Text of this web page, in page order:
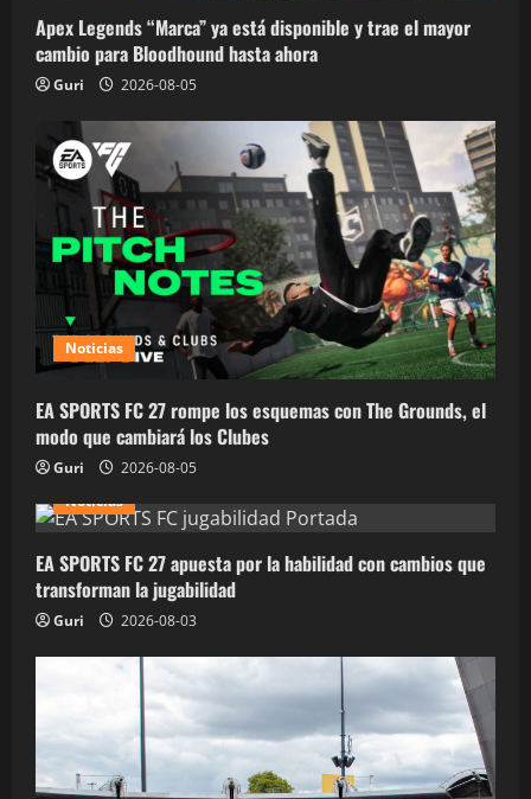
Apex Legends “Marca” ya está disponible y trae el mayor
cambio para Bloodhound hasta ahora
Guri 2026-08-05
Noticias
EA SPORTS FC 27 rompe los esquemas con The Grounds, el
modo que cambiará los Clubes
Guri
2026-08-05
Noticias
EA SPORTS FC 27 apuesta por la habilidad con cambios que
transforman la jugabilidad
Guri 2026-08-03